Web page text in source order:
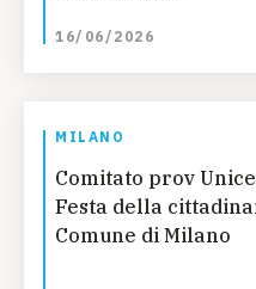
16/06/2026
MILANO
Comitato prov
Festa della
Comune di Milano